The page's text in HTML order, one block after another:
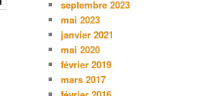
septembre 2023
mai 2023
janvier 2021
mai 2020
février 2019
mars 2017